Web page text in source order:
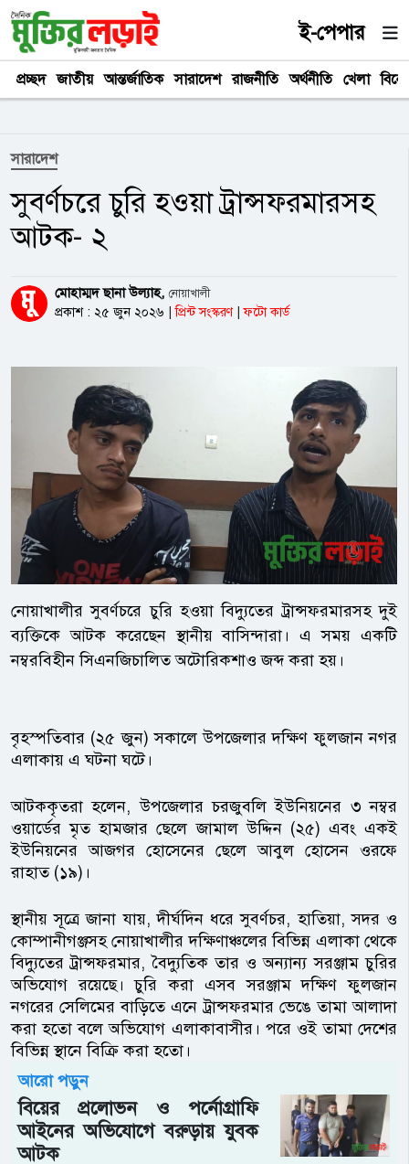
ই-পেপার
প্রচ্ছদ জাতীয় আন্তর্জাতিক সারাদেশ রাজনীতি অর্থনীতি খেলা
সারাদেশ
সুবর্ণচরে চুরি হওয়া ট্রান্সফরমারসহ
আটক- ২
মোহাম্মদ ছানা উল্যাহ, নোয়াখালী
প্রকাশ : ২৫ জুন ২০২৬
প্রিন্ট সংস্করণ ফটো কার্ড
নোয়াখালীর সুবর্ণচরে চুরি হওয়া বিদ্যুতের ট্রান্সফরমারসহ দুই
ব্যক্তিকে আটক করেছেন স্থানীয় বাসিন্দারা। এ সময় একটি
নম্বরবিহীন সিএনজিচালিত অটোরিকশাও জব্দ করা হয়।
বৃহস্পতিবার (২৫ জুন) সকালে উপজেলার দক্ষিণ ফুলজান নগর
এলাকায় এ ঘটনা ঘটে।
আটককৃতরা হলেন, উপজেলার চরজুবলি ইউনিয়নের ৩ নম্বর
ওয়ার্ডের মৃত হামজার ছেলে জামাল উদ্দিন (২৫) এবং একই
ইউনিয়নের আজগর হোসেনের ছেলে আবুল হোসেন ওরফে
রাহাত (১৯)।
স্থানীয় সূত্রে জানা যায়, দীর্ঘদিন ধরে সুবর্ণচর, হাতিয়া, সদর ও
কোম্পানীগঞ্জসহ নোয়াখালীর দক্ষিণাঞ্চলের বিভিন্ন এলাকা থেকে
বিদ্যুতের ট্রান্সফরমার, বৈদ্যুতিক তার ও অন্যান্য সরঞ্জাম চুরির
অভিযোগ রয়েছে। চুরি করা এসব সরঞ্জাম দক্ষিণ ফুলজান
নগরের সেলিমের বাড়িতে এনে ট্রান্সফরমার ভেঙে তামা আলাদা
করা হতো বলে অভিযোগ এলাকাবাসীর। পরে ওই তামা দেশের
বিভিন্ন স্থানে বিক্রি করা হতো।
আরো পড়ুন
বিয়ের প্রলোভন ও পর্নোগ্রাফি
আইনের অভিযোগে বরুড়ায় যুবক
আটক